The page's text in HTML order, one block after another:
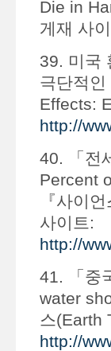
Die in
게재 사
39. 미국
극단적
Effects:
http://
40. 「전
Percent
『사이
사이트:
http://
41. 「중
water
스(Earth
http://